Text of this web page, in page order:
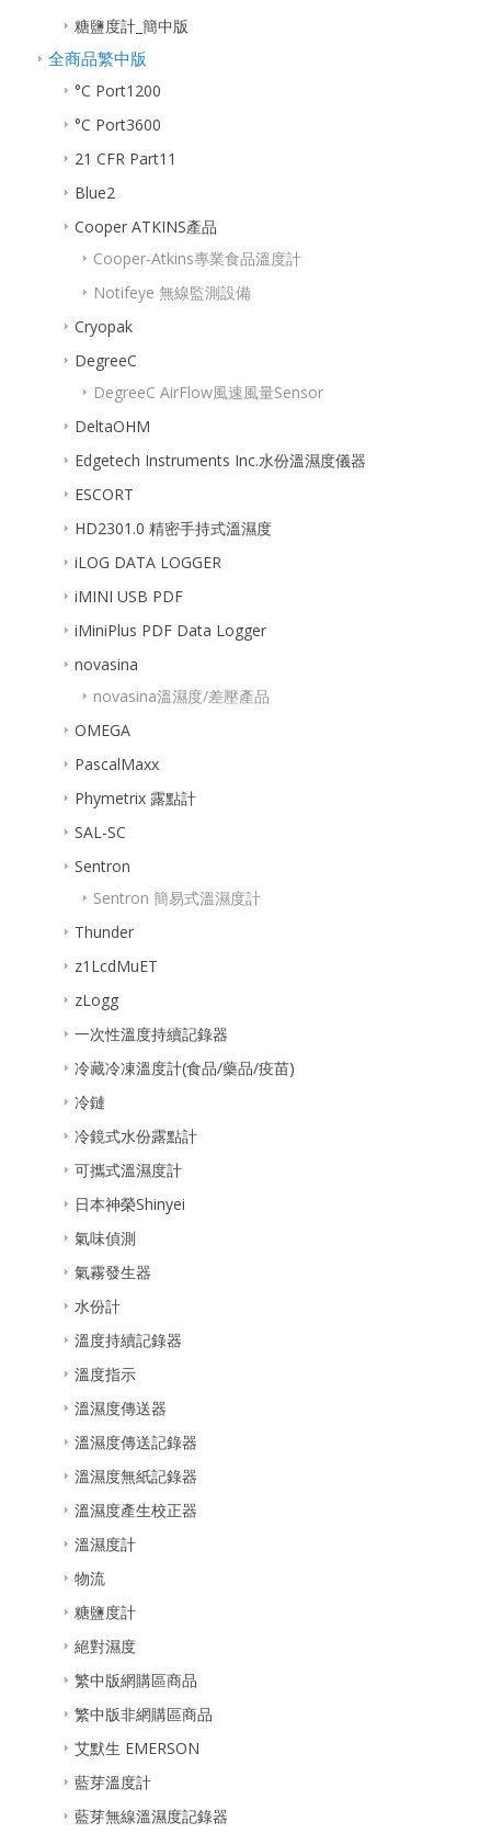
糖鹽度計_簡中版
全商品繁中版
°C Port1200
°C Port3600
21 CFR Part11
Blue2
Cooper ATKINS產品
Cooper-Atkins專業食品溫度計
Notifeye 無線監測設備
Cryopak
DegreeC
DegreeC AirFlow風速風量Sensor
DeltaOHM
Edgetech Instruments Inc.水份溫濕度儀器
ESCORT
HD2301.0 精密手持式溫濕度
iLOG DATA LOGGER
iMINI USB PDF
iMiniPlus PDF Data Logger
novasina
novasina溫濕度/差壓產品
OMEGA
PascalMaxx
Phymetrix 露點計
SAL-SC
Sentron
Sentron 簡易式溫濕度計
Thunder
z1LcdMuET
zLogg
一次性溫度持續記錄器
冷藏冷凍溫度計(食品/藥品/疫苗)
冷鏈
冷鏡式水份露點計
可攜式溫濕度計
日本神榮Shinyei
氣味偵測
氣霧發生器
水份計
溫度持續記錄器
溫度指示
溫濕度傳送器
溫濕度傳送記錄器
溫濕度無紙記錄器
溫濕度產生校正器
溫濕度計
物流
糖鹽度計
絕對濕度
繁中版網購區商品
繁中版非網購區商品
艾默生 EMERSON
藍芽溫度計
藍芽無線溫濕度記錄器